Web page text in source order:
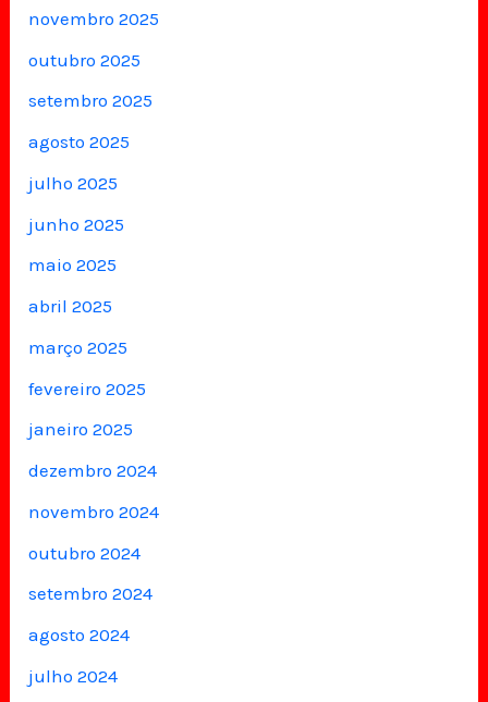
novembro 2025
outubro 2025
setembro 2025
agosto 2025
julho 2025
junho 2025
maio 2025
abril 2025
março 2025
fevereiro 2025
janeiro 2025
dezembro 2024
novembro 2024
outubro 2024
setembro 2024
agosto 2024
julho 2024